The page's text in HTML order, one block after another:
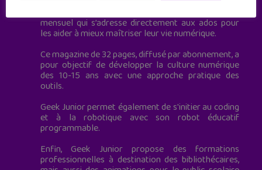
mensuel qui s’adresse directement aux ados pour
les aider à mieux maîtriser leur vie numérique.
Ce magazine de 32 pages, diffusé par abonnement, a
pour objectif de développer la culture numérique
des 10-15 ans avec une approche pratique des
outils.
Geek Junior permet également de s'initier au coding
et à la robotique avec son robot éducatif
programmable.
Enfin, Geek Junior propose des formations
professionnelles à destination des bibliothécaires,